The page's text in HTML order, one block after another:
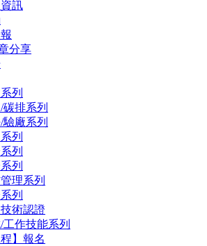
訊
分享
列
排系列
廠系列
列
列
列
理系列
列
術認證
作技能系列
程】報名